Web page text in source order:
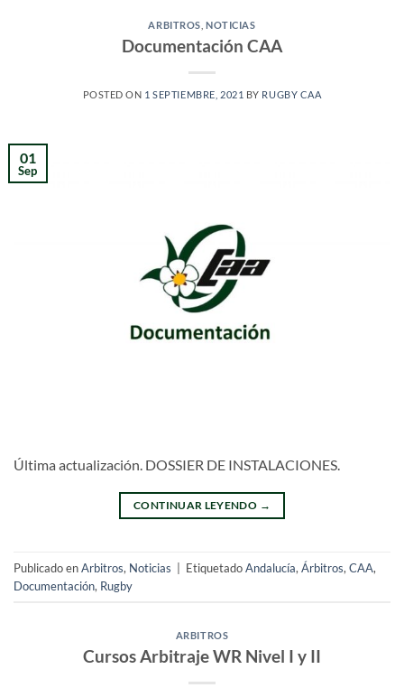
ARBITROS ,NOTICIAS
Documentación CAA
POSTED ON 1 SEPTIEMBRE, 2021 BY RUGBY CAA
01
Sep
Última actualización. DOSSIER DE INSTALACIONES.
CONTINUAR LEYENDO →
Publicado enArbitros, Noticias | EtiquetadoAndalucía, Árbitros, CAA,
Documentación, Rugby
ARBITROS
Cursos Arbitraje WR Nivel I y II